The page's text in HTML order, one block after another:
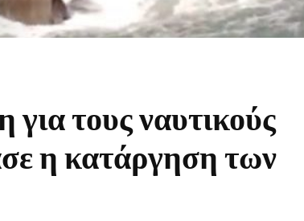
για τους ναυτικούς
η κατάργηση των